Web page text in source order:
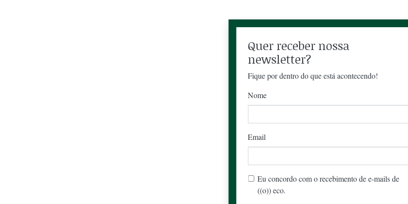
Quer receber nossa
newsletter?
Fique por dentro do que está acontecendo!
Nome
Email
Eu concordo com o recebimento de e-mails de
((o)) eco.